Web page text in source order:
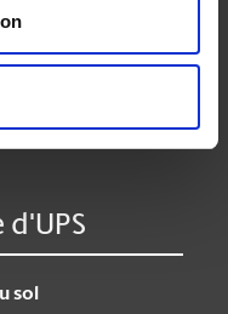
- 6:30 pm
- 3:00 pm
d'UPS
sol